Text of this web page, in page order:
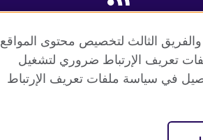
الثالث لتخصيص محتوى المواقع
تعريف الإرتباط ضروري لتشغيل
في سياسة ملفات تعريف الإرتباط